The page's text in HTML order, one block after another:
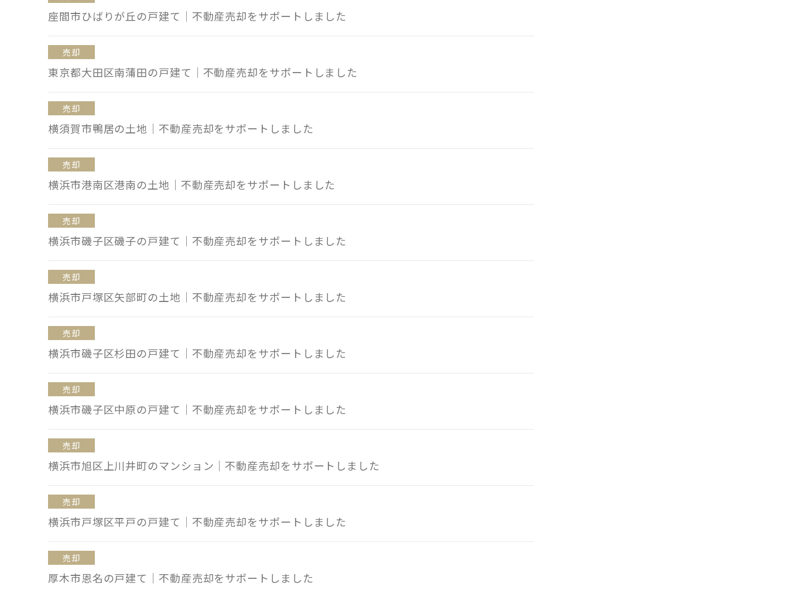
座間市ひばりが丘の戸建て｜不動産売却をサポートしました
売却
東京都大田区南蒲田の戸建て｜不動産売却をサポートしました
売却
横須賀市鴨居の土地｜不動産売却をサポートしました
売却
横浜市港南区港南の土地｜不動産売却をサポートしました
売却
横浜市磯子区磯子の戸建て｜不動産売却をサポートしました
売却
横浜市戸塚区矢部町の土地｜不動産売却をサポートしました
売却
横浜市磯子区杉田の戸建て｜不動産売却をサポートしました
売却
横浜市磯子区中原の戸建て｜不動産売却をサポートしました
売却
横浜市旭区上川井町のマンション｜不動産売却をサポートしました
売却
横浜市戸塚区平戸の戸建て｜不動産売却をサポートしました
売却
厚木市恩名の戸建て｜不動産売却をサポートしました